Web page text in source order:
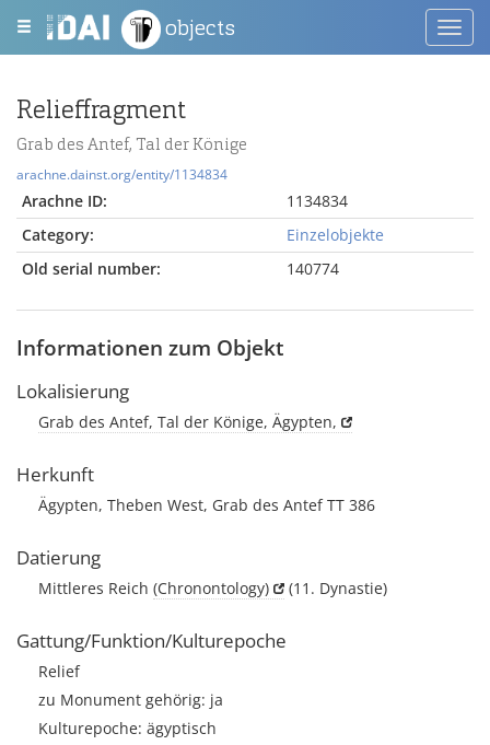
objects
Relieffragment
Grab des Antef, Tal der Könige
arachne.dainst.org/entity/1134834
Arachne ID:
1134834
Category:
Einzelobjekte
Old serial number:
140774
Informationen zum Objekt
Lokalisierung
Grab des Antef, Tal der Könige, Ägypten,
Herkunft
Ägypten, Theben West, Grab des Antef TT 386
Datierung
Mittleres Reich (Chronontology) (11. Dynastie)
Gattung/Funktion/Kulturepoche
Relief
zu Monument gehörig: ja
Kulturepoche: ägyptisch